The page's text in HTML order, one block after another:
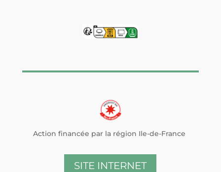
Action financée par la région Ile-de-France
SITE INTERNET